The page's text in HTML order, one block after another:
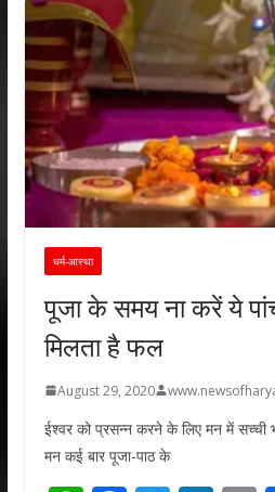
धर्म-आस्था
पूजा के समय ना करें ये
मिलता है फल
August 29, 2020
ईश्वर को प्रसन्न करने के लिए मन में सच्ची
मन कई बार पूजा-पाठ के